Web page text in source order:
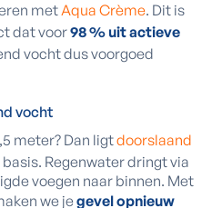
metAqua Crème. Dit is
dat voor98 % uit actieve
vocht dus voorgoed
vocht
meter? Dan ligtdoorslaand
Regenwater dringt via
voegen naar binnen. Met
we jegevel opnieuw